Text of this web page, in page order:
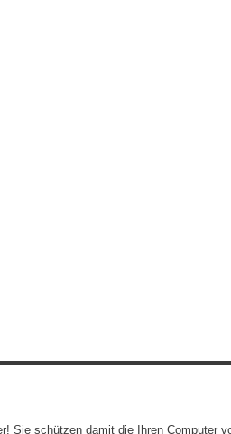
Beiträge (RSS)undKommentare
Sie schützen damit die Ihren Computer